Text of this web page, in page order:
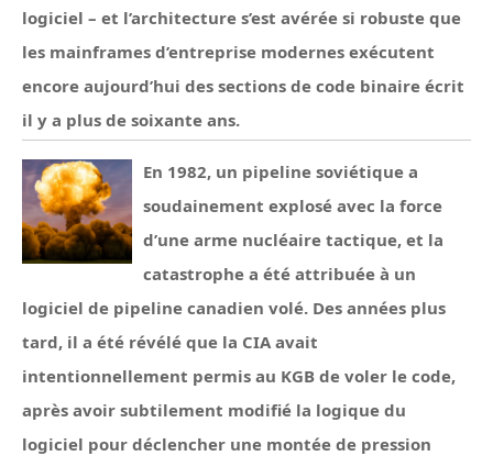
logiciel – et l’architecture s’est avérée si robuste que
les mainframes d’entreprise modernes exécutent
encore aujourd’hui des sections de code binaire écrit
il y a plus de soixante ans.
En 1982, un pipeline soviétique a
soudainement explosé avec la force
d’une arme nucléaire tactique, et la
catastrophe a été attribuée à un
logiciel de pipeline canadien volé. Des années plus
tard, il a été révélé que la CIA avait
intentionnellement permis au KGB de voler le code,
après avoir subtilement modifié la logique du
logiciel pour déclencher une montée de pression